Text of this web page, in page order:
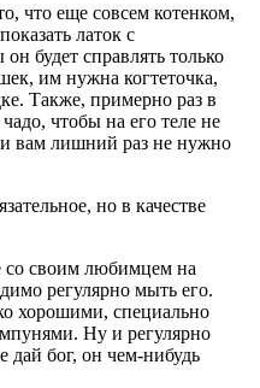
что еще совсем котенком,
латок с
будет справлять только
им нужна когтеточка,
Также, примерно раз в
чтобы на его теле не
и вам лишний раз не нужно
но в качестве
со своим любимцем на
регулярно мыть его.
хорошими, специально
Ну и регулярно
дай бог, он чем-нибудь